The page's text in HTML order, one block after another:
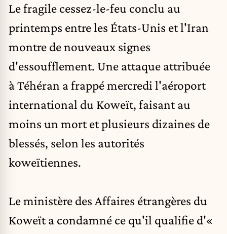
Le fragile cessez-le-feu conclu au
printemps entre les États-Unis et l'Iran
montre de nouveaux signes
d'essoufflement. Une attaque attribuée
à Téhéran a frappé mercredi l'aéroport
international du Koweït, faisant au
moins un mort et plusieurs dizaines de
blessés, selon les autorités
koweïtiennes.
Le ministère des Affaires étrangères du
Koweït a condamné ce qu'il qualifie d'«